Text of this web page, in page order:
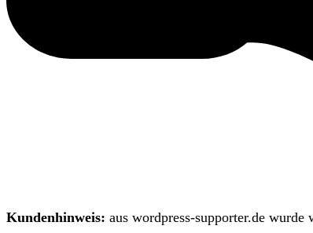
Kundenhinweis: aus wordpress-supporter.de wurde